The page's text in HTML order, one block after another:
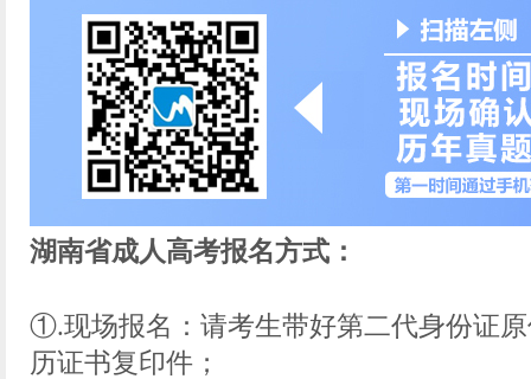
湖南省成人高考报名方式：
①.现场报名：请考生带好第二代身份证
历证书复印件；